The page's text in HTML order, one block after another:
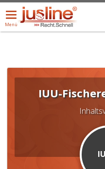
Menü
öffnen/schließen
Menü
ALLE DROPDOWN:
IUU-